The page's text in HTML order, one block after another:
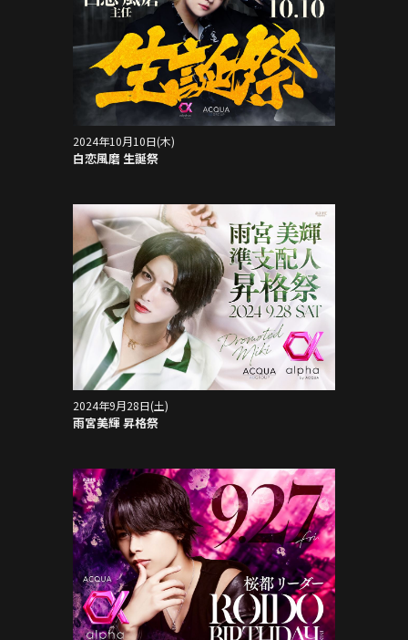
2024年10月10日(木)
白恋風磨 生誕祭
2024年9月28日(土)
雨宮美輝 昇格祭